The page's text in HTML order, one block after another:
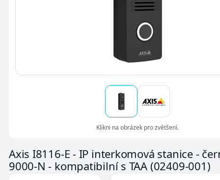
Klikni na obrázek pro zvětšení.
Axis I8116-E - IP interkomová stanice -
9000-N - kompatibilní s TAA (02409-001)